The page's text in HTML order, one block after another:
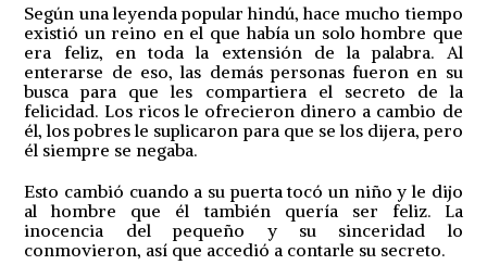
Según una leyenda popular hindú, hace mucho tiempo
existió un reino en el que había un solo hombre que
era feliz, en toda la extensión de la palabra. Al
enterarse de eso, las demás personas fueron en su
busca para que les compartiera el secreto de la
felicidad. Los ricos le ofrecieron dinero a cambio de
él, los pobres le suplicaron para que se los dijera, pero
él siempre se negaba.
Esto cambió cuando a su puerta tocó un niño y le dijo
al hombre que él también quería ser feliz. La
inocencia del pequeño y su sinceridad lo
conmovieron, así que accedió a contarle su secreto.